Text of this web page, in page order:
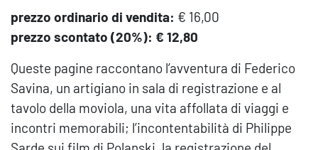
prezzo ordinario di vendita: € 16,00
prezzo scontato (20%): € 12,80
Queste pagine raccontano l’avventura di Federico
Savina, un artigiano in sala di registrazione e al
tavolo della moviola, una vita affollata di viaggi e
incontri memorabili; l’incontentabilità di Philippe